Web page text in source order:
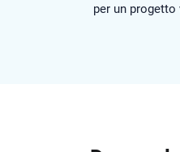
per un progetto